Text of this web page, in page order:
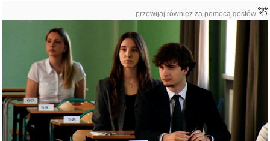
przewijaj również za pomocą gestów